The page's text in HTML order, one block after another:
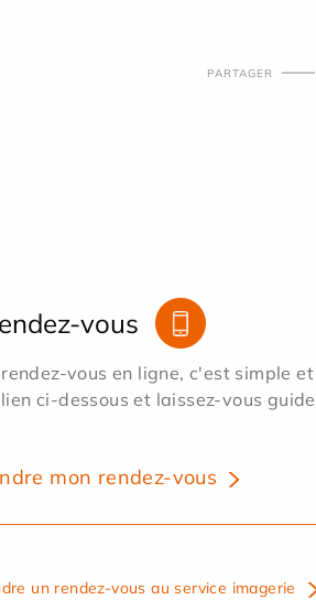
PARTAGER
vous
vous en ligne, c'est simple
ci-dessous et laissez-vous
mon rendez-vous
un rendez-vous au service imagerie